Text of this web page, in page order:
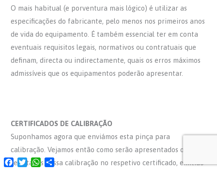
O mais habitual (e porventura mais lógico) é utilizar as
especificações do fabricante, pelo menos nos primeiros anos
de vida do equipamento. É também essencial ter em conta
eventuais requisitos legais, normativos ou contratuais que
definam, directa ou indirectamente, quais os erros máximos
admissíveis que os equipamentos poderão apresentar.
CERTIFICADOS DE CALIBRAÇÃO
Suponhamos agora que enviámos esta pinça para
calibração. Vejamos então como serão apresentados os
resultados dessa calibração no respetivo certificado, emitido
Facebook
TwitterWhatsApp
Share